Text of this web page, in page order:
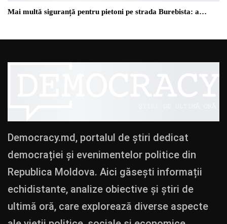
Mai multă siguranță pentru pietoni pe strada Burebista: a…
Democracy.md, portalul de știri dedicat
democrației și evenimentelor politice din
Republica Moldova. Aici găsești informații
echidistante, analize obiective și știri de
ultimă oră, care explorează diverse aspecte